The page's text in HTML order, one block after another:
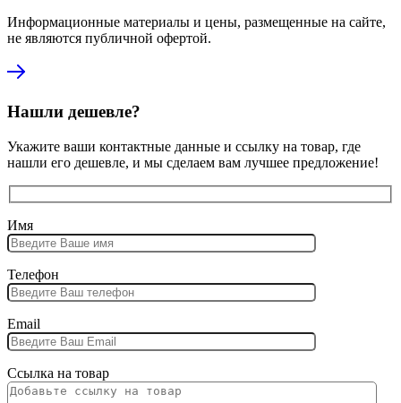
Информационные материалы и цены, размещенные на сайте,
не являются публичной офертой.
Нашли дешевле?
Укажите ваши контактные данные и ссылку на товар, где
нашли его дешевле, и мы сделаем вам лучшее предложение!
Имя
Телефон
Email
Ссылка на товар